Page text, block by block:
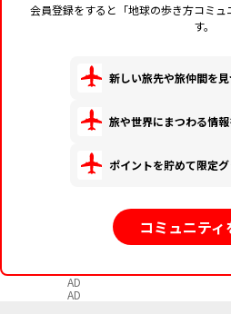
会員登録をすると「地球の歩き方コミ
す。
新しい旅先や旅仲間を見
旅や世界にまつわる情報
ポイントを貯めて限定グ
コミュニティ
AD
AD